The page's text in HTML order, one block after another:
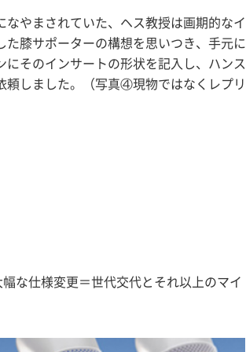
なやまされていた、ヘス教授は画期的なイ
た膝サポーターの構想を思いつき、手元に
にそのインサートの形状を記入し、ハンス
頼しました。（写真④現物ではなくレプリ
な仕様変更＝世代交代とそれ以上のマイ